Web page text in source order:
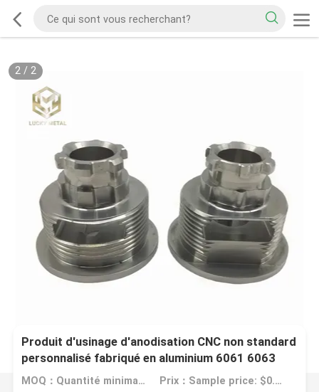
2/ 2
Produit d'usinage d'anodisation CNC non standard
personnalisé fabriqué en aluminium 6061 6063
2024 pour équipement industriel
MOQ：Quantité minimale de commande: 1 kg Prix：Sample price: $0.50/piece